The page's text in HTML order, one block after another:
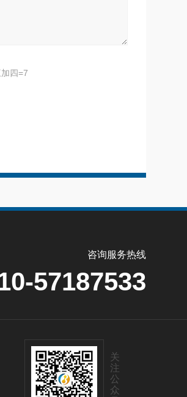
四=7
咨询服务热线
57187533
关
注
公
众